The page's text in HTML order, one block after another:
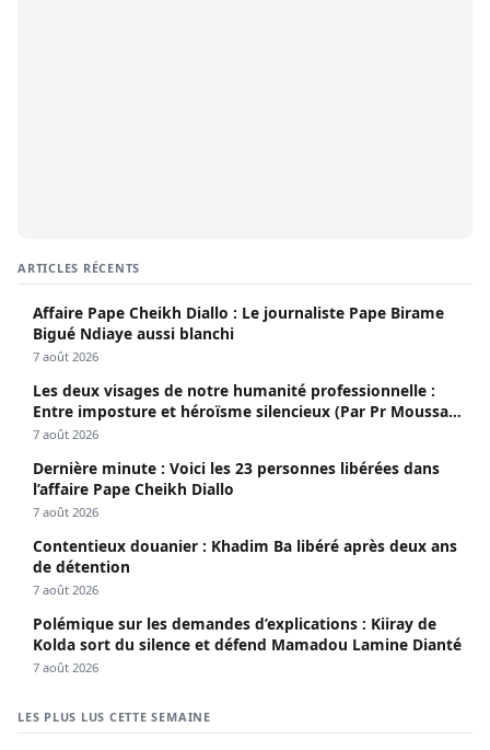
ARTICLES RÉCENTS
Affaire Pape Cheikh Diallo : Le journaliste Pape Birame
Bigué Ndiaye aussi blanchi
7 août 2026
Les deux visages de notre humanité professionnelle :
Entre imposture et héroïsme silencieux (Par Pr Moussa
Seydi)
7 août 2026
Dernière minute : Voici les 23 personnes libérées dans
l’affaire Pape Cheikh Diallo
7 août 2026
Contentieux douanier : Khadim Ba libéré après deux ans
de détention
7 août 2026
Polémique sur les demandes d’explications : Kiiray de
Kolda sort du silence et défend Mamadou Lamine Dianté
7 août 2026
LES PLUS LUS CETTE SEMAINE